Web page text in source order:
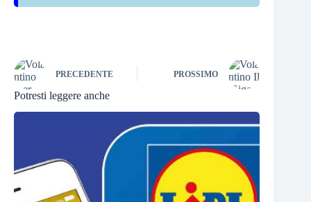
PRECEDENTE PROSSIMO
Potresti leggere anche